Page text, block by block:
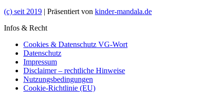
(c) seit 2019 | Präsentiert von kinder-mandala.de
Infos & Recht
Cookies & Datenschutz VG-Wort
Datenschutz
Impressum
Disclaimer – rechtliche Hinweise
Nutzungsbedingungen
Cookie-Richtlinie (EU)